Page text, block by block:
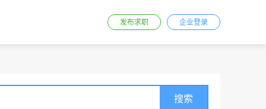
发布求职 企业登录
搜索